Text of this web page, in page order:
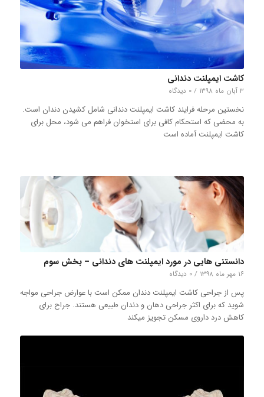
کاشت ایمپلنت دندانی
۳ آبان ماه ۱۳۹۸ / ۰ دیدگاه
نخستین مرحله فرایند کاشت ایمپلنت دندانی شامل کشیدن دندان است.
به محضی که استحکام کافی برای استخوان فراهم می شود، محل برای
کاشت ایمپلنت آماده است
دانستنی هایی در مورد ایمپلنت های دندانی – بخش سوم
۱۶ مهر ماه ۱۳۹۸ / ۰ دیدگاه
پس از جراحی کاشت ایمپلنت دندان ممکن است با عوارض جراحی مواجه
شوید که برای اکثر جراحی دهان و دندان طبیعی هستند. جراح برای
کاهش درد داروی مسکن تجویز میکند